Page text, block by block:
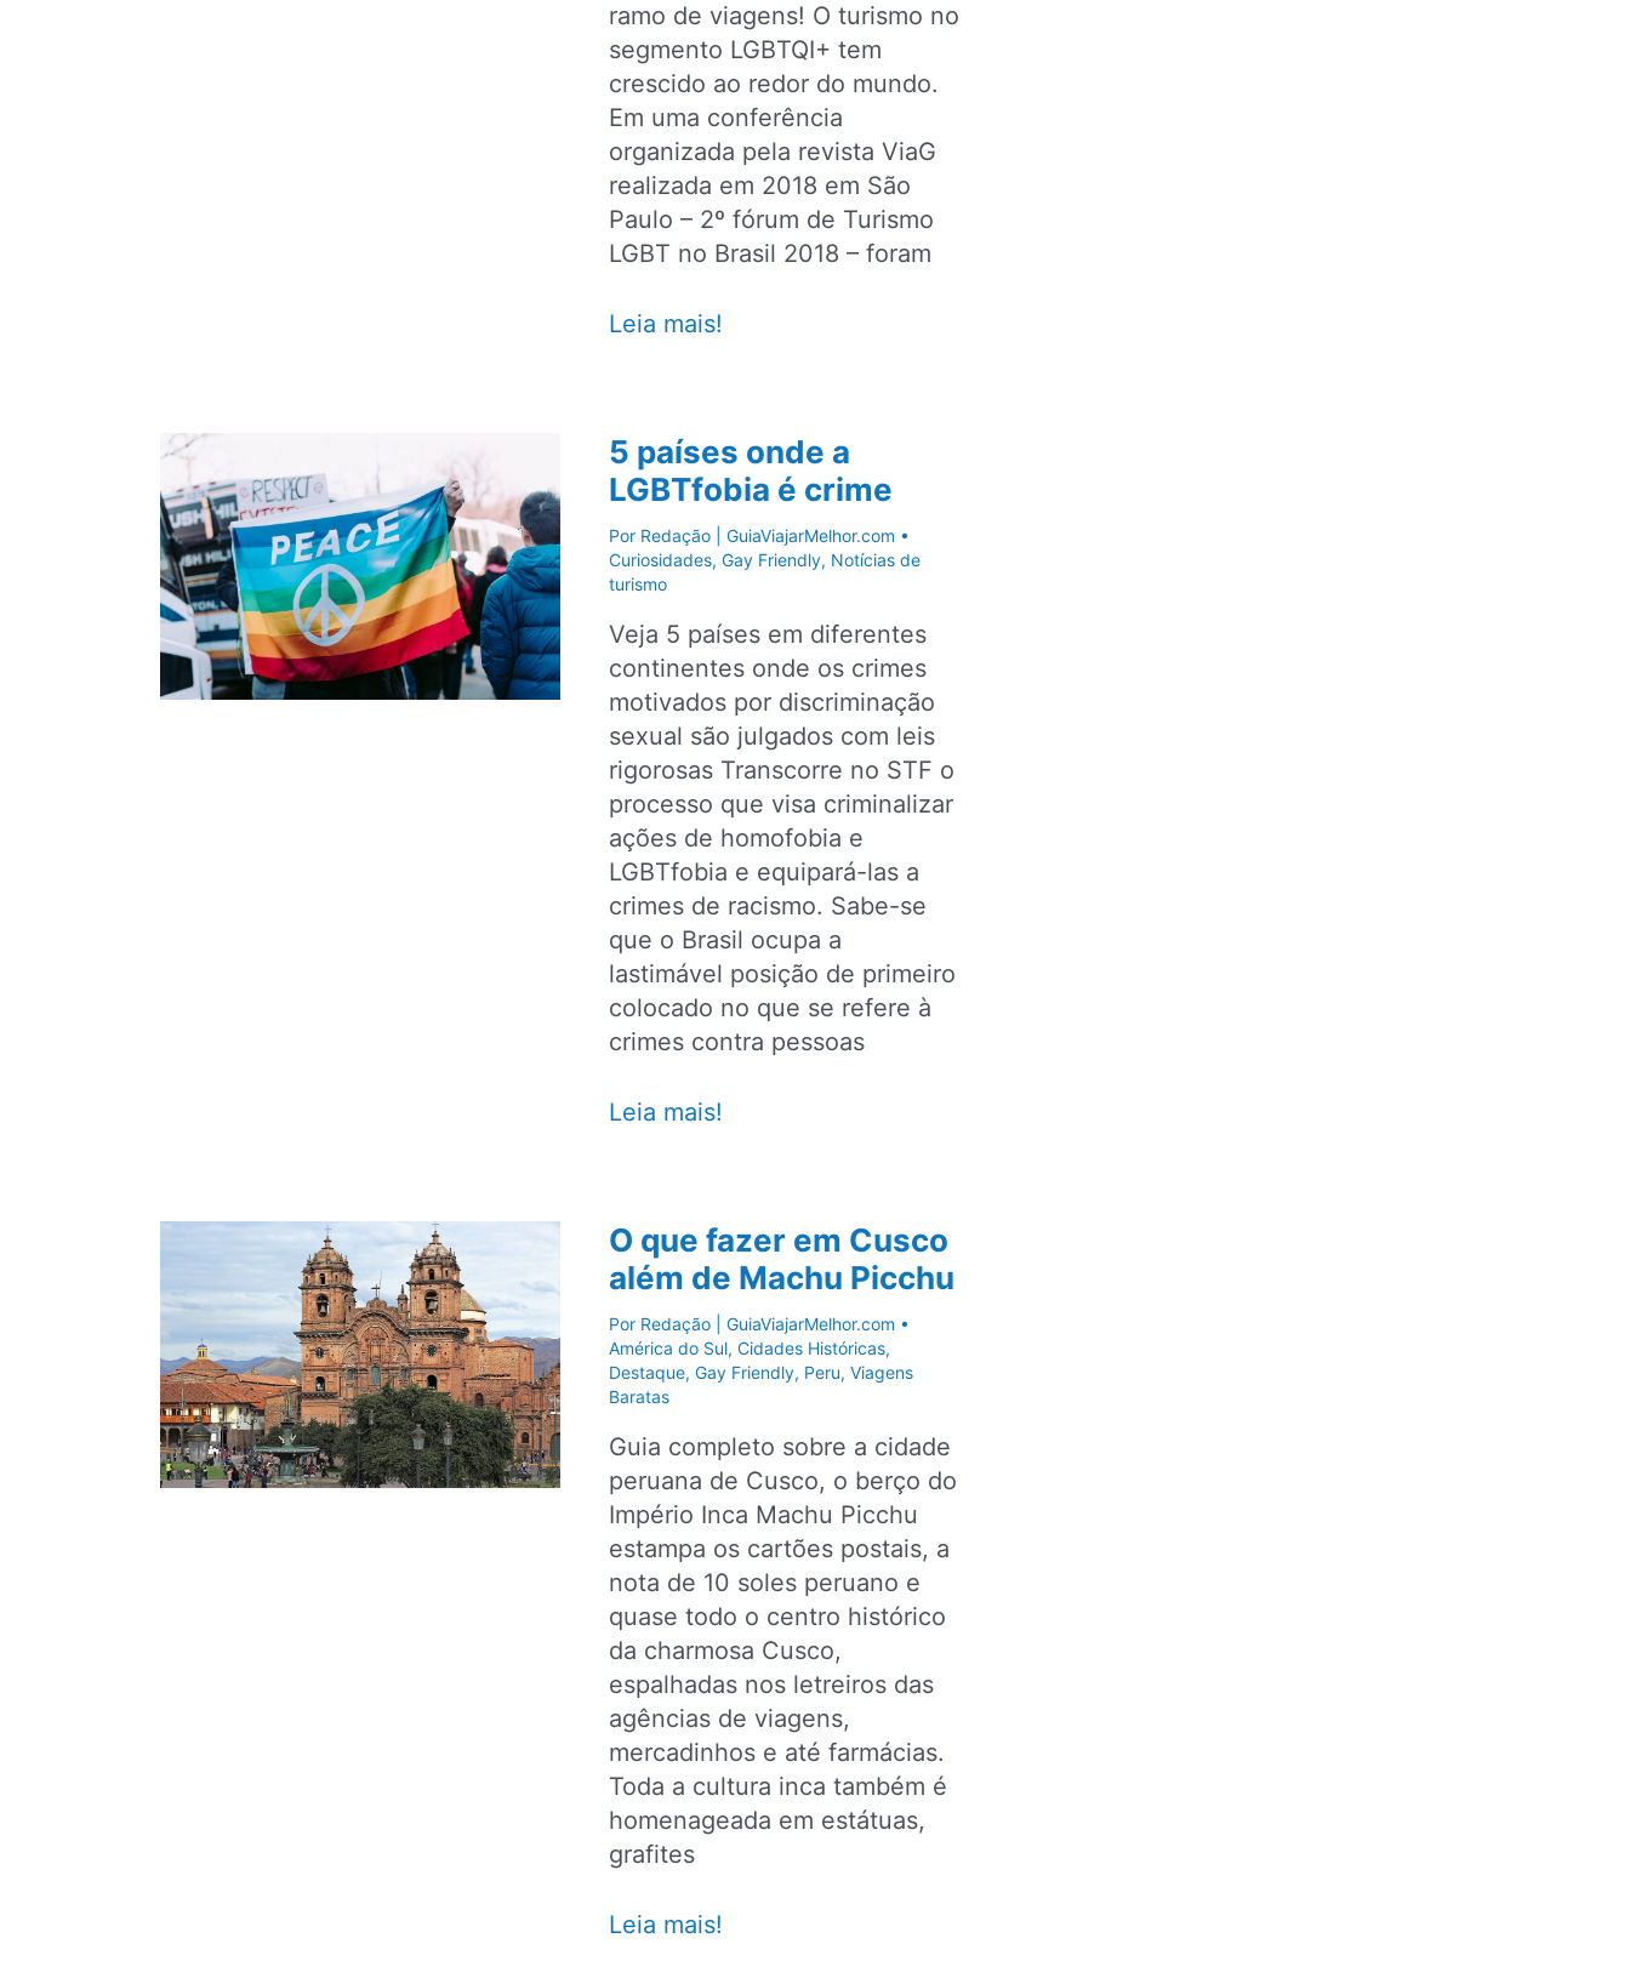
ramo de viagens! O turismo no
segmento LGBTQI+ tem
crescido ao redor do mundo.
Em uma conferência
organizada pela revista ViaG
realizada em 2018 em São
Paulo – 2º fórum de Turismo
LGBT no Brasil 2018 – foram
15
para
viajar
ao
redor
do
mundo
Leia mais!
5 países onde a
LGBTfobia é crime
Por Redação | GuiaViajarMelhor.com •
Curiosidades, Gay Friendly, Notícias de
turismo
Veja 5 países em diferentes
continentes onde os crimes
motivados por discriminação
sexual são julgados com leis
rigorosas Transcorre no STF o
processo que visa criminalizar
ações de homofobia e
LGBTfobia e equipará-las a
crimes de racismo. Sabe-se
que o Brasil ocupa a
lastimável posição de primeiro
colocado no que se refere à
crimes contra pessoas
5
LGBTfobia
é
crime
Leia mais!
O que fazer em Cusco
além de Machu Picchu
Por Redação | GuiaViajarMelhor.com •
América do Sul, Cidades Históricas,
Destaque, Gay Friendly, Peru, Viagens
Baratas
Guia completo sobre a cidade
peruana de Cusco, o berço do
Império Inca Machu Picchu
estampa os cartões postais, a
nota de 10 soles peruano e
quase todo o centro histórico
da charmosa Cusco,
espalhadas nos letreiros das
agências de viagens,
mercadinhos e até farmácias.
Toda a cultura inca também é
homenageada em estátuas,
grafites
O
Leia mais!